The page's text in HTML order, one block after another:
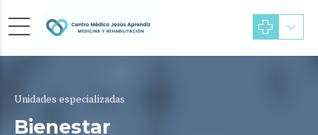
Unidades especializadas
Bienestar